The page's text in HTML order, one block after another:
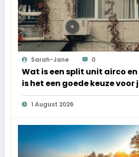
Sarah-Jane 0
Wat is een split unit airco
is het een goede keuze voor
1 August 2026